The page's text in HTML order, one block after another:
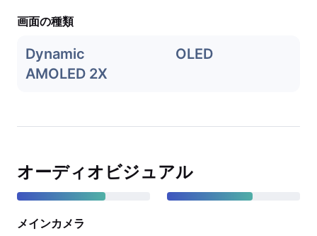
画面の種類
Dynamic
AMOLED 2X
OLED
オーディオビジュアル
メインカメラ